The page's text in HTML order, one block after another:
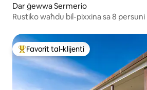
Dar ġewwa Sermerio
Rustiko waħdu bil-pixxina sa 8 persuni
Wieħed mill-aqwa favoriti tal-klijenti
Favorit tal-klijenti